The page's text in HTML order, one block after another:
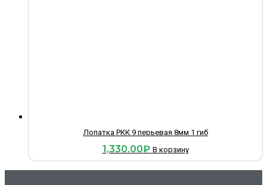
Лопатка РКК 9 перьевая 8мм 1 гиб
1,330.00₽ В корзину